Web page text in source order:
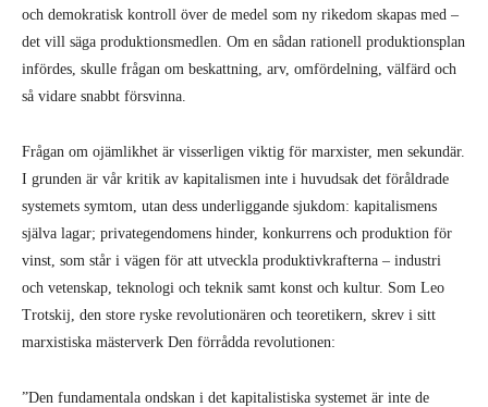
och demokratisk kontroll över de medel som ny rikedom skapas med –
det vill säga produktionsmedlen. Om en sådan rationell produktionsplan
infördes, skulle frågan om beskattning, arv, omfördelning, välfärd och
så vidare snabbt försvinna.
Frågan om ojämlikhet är visserligen viktig för marxister, men sekundär.
I grunden är vår kritik av kapitalismen inte i huvudsak det föråldrade
systemets symtom, utan dess underliggande sjukdom: kapitalismens
själva lagar; privategendomens hinder, konkurrens och produktion för
vinst, som står i vägen för att utveckla produktivkrafterna – industri
och vetenskap, teknologi och teknik samt konst och kultur. Som Leo
Trotskij, den store ryske revolutionären och teoretikern, skrev i sitt
marxistiska mästerverk Den förrådda revolutionen:
”Den fundamentala ondskan i det kapitalistiska systemet är inte de